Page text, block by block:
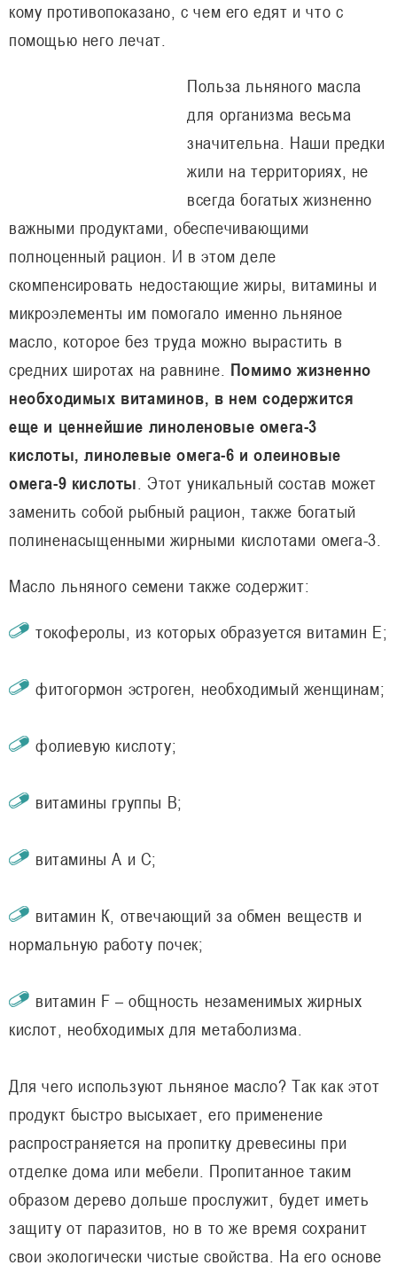
кому противопоказано, с чем его едят и что с
помощью него лечат.
Польза льняного масла
для организма весьма
значительна. Наши предки
жили на территориях, не
всегда богатых жизненно
важными продуктами, обеспечивающими
полноценный рацион. И в этом деле
скомпенсировать недостающие жиры, витамины и
микроэлементы им помогало именно льняное
масло, которое без труда можно вырастить в
средних широтах на равнине. Помимо жизненно
необходимых витаминов, в нем содержится
еще и ценнейшие линоленовые омега-3
кислоты, линолевые омега-6 и олеиновые
омега-9 кислоты . Этот уникальный состав может
заменить собой рыбный рацион, также богатый
полиненасыщенными жирными кислотами омега-3.
Масло льняного семени также содержит:
токоферолы, из которых образуется витамин Е;
фитогормон эстроген, необходимый женщинам;
фолиевую кислоту;
витамины группы В;
витамины А и С;
витамин К, отвечающий за обмен веществ и
нормальную работу почек;
витамин F – общность незаменимых жирных
кислот, необходимых для метаболизма.
Для чего используют льняное масло? Так как этот
продукт быстро высыхает, его применение
распространяется на пропитку древесины при
отделке дома или мебели. Пропитанное таким
образом дерево дольше прослужит, будет иметь
защиту от паразитов, но в то же время сохранит
свои экологически чистые свойства. На его основе